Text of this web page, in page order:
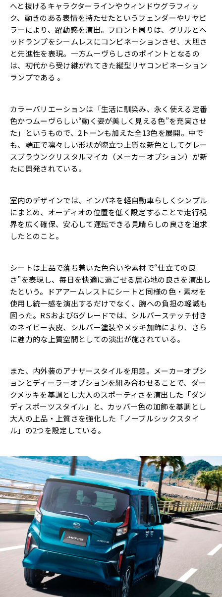
へと抜けるキャラクターラインやウィンドウグラフィッ
ク、動きのある表情を持たせたというフェンダーやリヤピ
ラーにより、躍動感を演出。フロント周りは、グリルとヘ
ッドランプをシームレスにコンビネーションさせ、大胆さ
と先進性を表現。一方ムーヴらしさのポイントとなるの
は、初代から受け継がれてきた縦型リヤコンビネーション
ランプである 。
カラーバリエーションは「生活に馴染み、永く使える定番
色かつムーヴらしい“動く姿が美しく見える色”を充実させ
た」というもので、2トーンも加えた全13色を展開。中で
も、端正で凛々しい形状が際立つ上質な新色としてグレー
スブラウンクリスタルマイカ（メーカーオプション）が新
たに開発されている。
室内のデザインでは、インパネを軽自動車らしくシンプル
にまとめ、オーディオの位置を低く設定することで走行視
界を広く確保、安心して運転できる見晴らしの良さを追求
したとのこと。
シートは上品で落ち着いた色合いや素材で“仕立ての良
さ”を表現し、毎日を快適に過ごせる居心地の良さを演出し
たという。ドアアームレストにシートと同様の色・素材を
使用し統一感を演出するだけでなく、腕への負担の軽減も
図った。RSおよびGグレードでは、シルバーステッチ付き
のネイビー表皮、シルバー塗装やメッキ加飾により、さら
に魅力的な上質空間としての演出が施されている。
また、内外装のアナザースタイルを用意。メーカーオプシ
ョンとディーラーオプションを組み合わせることで、ダー
クメッキを基調とし大人のスポーティさを演出した「ダン
ディスポーツスタイル」と、カッパー色の加飾を基調とし
大人の上品・上質さを強化した「ノーブルシックスタイ
ル」の2つを設定している。